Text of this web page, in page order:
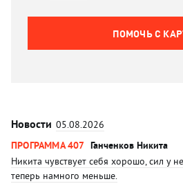
ПОМОЧЬ C
Новости 05.08.2026
ПРОГРАММА 407 Ганченков Никита
Никита чувствует себя хорошо, сил у
теперь намного меньше.